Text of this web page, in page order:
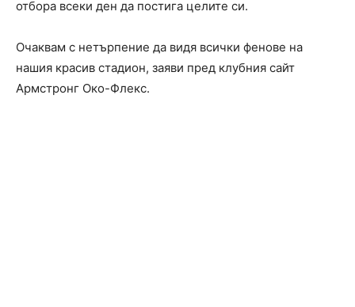
отбора всеки ден да постига целите си.
Очаквам с нетърпение да видя всички фенове на
нашия красив стадион, заяви пред клубния сайт
Армстронг Око-Флекс.